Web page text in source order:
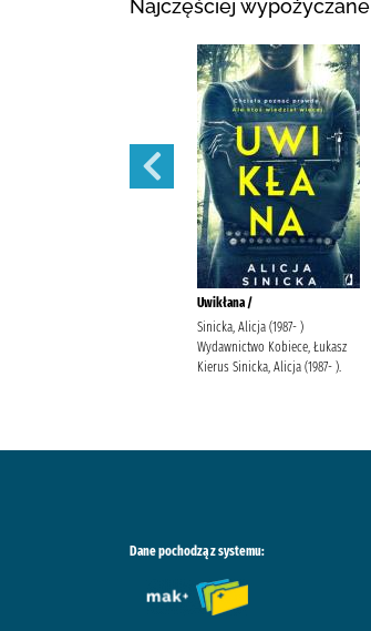
Najczęściej wypożyczane
Uwikłana /
Sinicka, Alicja (1987- )
Wydawnictwo Kobiece, Łukasz
Kierus Sinicka, Alicja (1987- ).
Dane pochodzą z systemu: